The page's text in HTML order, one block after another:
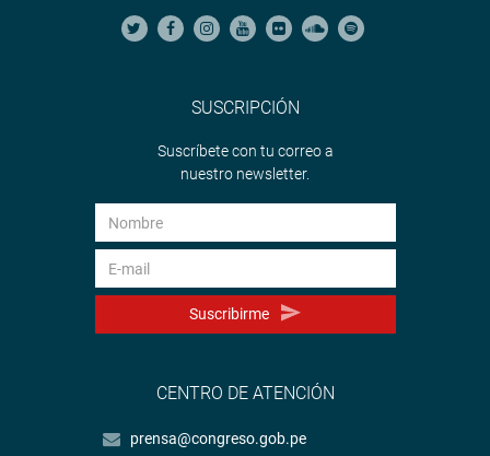
SUSCRIPCIÓN
Suscríbete con tu correo a
nuestro newsletter.
Suscribirme
CENTRO DE ATENCIÓN
prensa@congreso.gob.pe